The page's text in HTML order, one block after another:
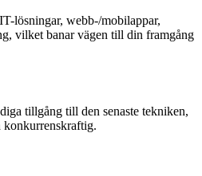
lösningar, webb-/mobilappar,
vilket banar vägen till din framgång
tillgång till den senaste tekniken,